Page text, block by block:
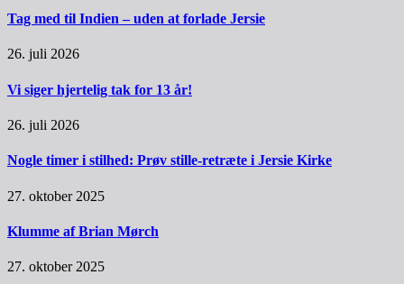
Tag med til Indien – uden at forlade Jersie
26. juli 2026
Vi siger hjertelig tak for 13 år!
26. juli 2026
Nogle timer i stilhed: Prøv stille-retræte i Jersie Kirke
27. oktober 2025
Klumme af Brian Mørch
27. oktober 2025